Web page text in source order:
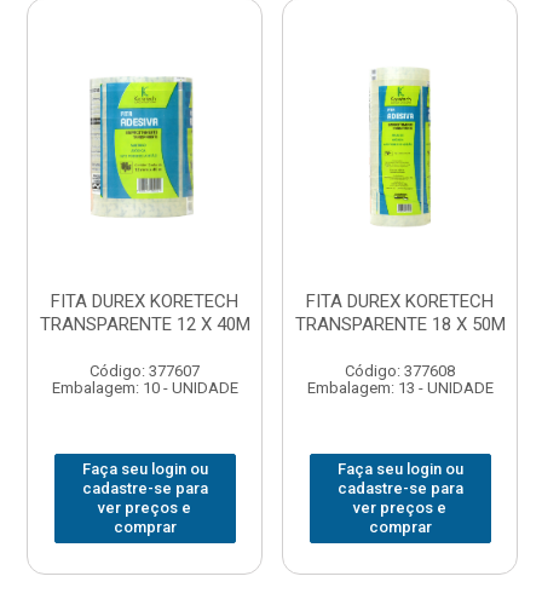
FITA DUREX KORETECH
TRANSPARENTE 12 X 40M
Código: 377607
Embalagem: 10 - UNIDADE
Faça seu login ou
cadastre-se para
ver preços e
comprar
FITA DUREX KORETECH
TRANSPARENTE 18 X 50M
Código: 377608
Embalagem: 13 - UNIDADE
Faça seu login ou
cadastre-se para
ver preços e
comprar